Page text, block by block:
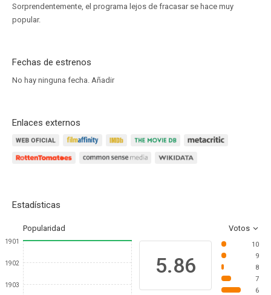
Sorprendentemente, el programa lejos de fracasar se hace muy
popular.
Fechas de estrenos
No hay ninguna fecha. Añadir
Enlaces externos
Estadísticas
Popularidad Votos
1901
1902
1903
5.86
10
9
8
7
6